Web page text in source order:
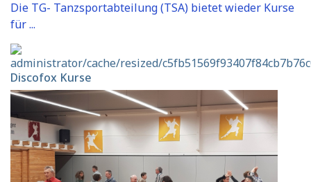
Die TG- Tanzsportabteilung (TSA) bietet wieder Kurse
für ...
Discofox Kurse